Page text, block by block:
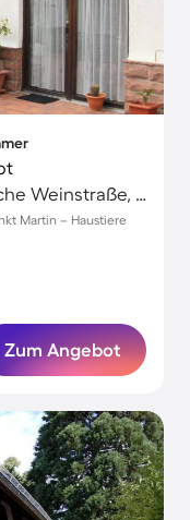
Rhodt unter Rietburg, Südliche Weinstraße, Deutschland
Martin – Haustiere
Zum Angebot